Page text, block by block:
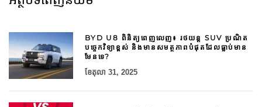
BYD U8 ពិនិត្យពេញលេញ៖ រថយន្ត SUV ប្រណិត
បច្ចេកវិទ្យាខ្ពស់ និងមានសមត្ថភាពបំផុតដែលធ្លាប់មាន
មែនទេ?
ខែ​តុលា 31, 2025